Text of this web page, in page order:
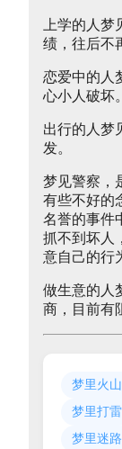
上学的人
绩，往后不
恋爱中的人
心小人破坏。
出行的人梦
发。
梦见警察，
有些不好的
名誉的事件
抓不到坏人
意自己的行
做生意的人
商，目前有
梦里火
梦里打雷
梦里迷路